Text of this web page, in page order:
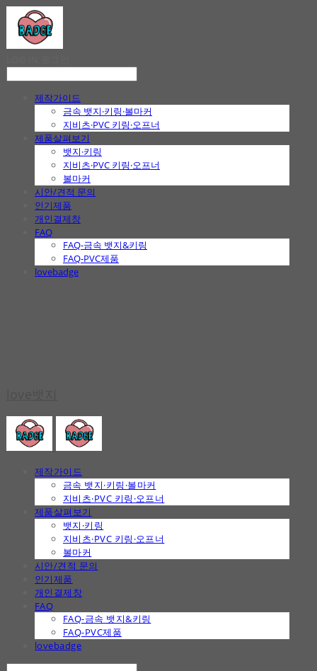
제작가이드
금속 뱃지·키링·볼마커
지비츠·PVC 키링·오프너
제품살펴보기
뱃지·키링
지비츠·PVC 키링·오프너
볼마커
시안/견적 문의
인기제품
개인결제창
FAQ
FAQ-금속 뱃지&키링
FAQ-PVC제품
lovebadge
제작가이드
금속 뱃지·키링·볼마커
지비츠·PVC 키링·오프너
제품살펴보기
뱃지·키링
지비츠·PVC 키링·오프너
볼마커
시안/견적 문의
인기제품
개인결제창
FAQ
FAQ-금속 뱃지&키링
FAQ-PVC제품
lovebadge